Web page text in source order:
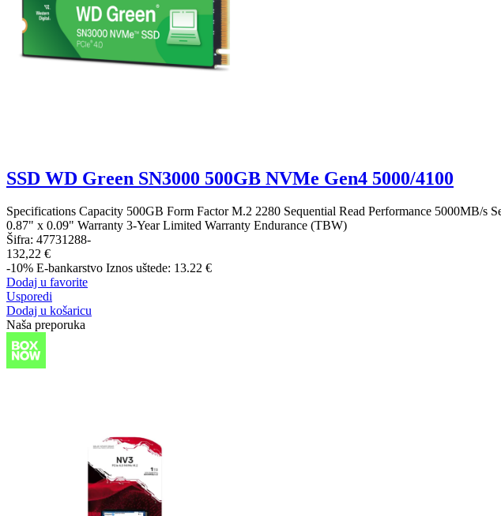
SSD WD Green SN3000 500GB NVMe Gen4 5000/4100
Specifications Capacity 500GB Form Factor M.2 2280 Sequential Read Performance 5000MB/
0.87" x 0.09" Warranty 3-Year Limited Warranty Endurance (TBW)
Šifra: 47731288-
132,22 €
-10% E-bankarstvo Iznos uštede: 13.22 €
Dodaj u favorite
Usporedi
Dodaj u košaricu
Naša preporuka